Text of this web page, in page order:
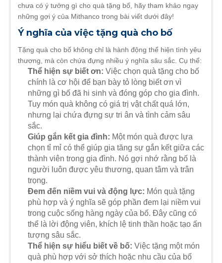
chưa có ý tưởng gì cho quà tặng bố, hãy tham khảo ngay
những gợi ý của Mithanco trong bài viết dưới đây!
Ý nghĩa của việc tặng quà cho bố
Tặng quà cho bố không chỉ là hành động thể hiện tình yêu
thương, mà còn chứa đựng nhiều ý nghĩa sâu sắc. Cụ thể:
Thể hiện sự biết ơn: Việc chọn quà tặng cho bố
chính là cơ hội để bạn bày tỏ lòng biết ơn vì
những gì bố đã hi sinh và đóng góp cho gia đình.
Tuy món quà không có giá trị vật chất quá lớn,
nhưng lại chứa đựng sự tri ân và tình cảm sâu
sắc.
Giúp gắn kết gia đình: Một món quà được lựa
chọn tỉ mỉ có thể giúp gia tăng sự gắn kết giữa các
thành viên trong gia đình. Nó gợi nhớ rằng bố là
người luôn được yêu thương, quan tâm và trân
trọng.
Đem đến niềm vui và động lực: Món quà tặng
phù hợp và ý nghĩa sẽ góp phần đem lại niềm vui
trong cuộc sống hàng ngày của bố. Đây cũng có
thể là lời động viên, khích lệ tinh thần hoặc tạo ấn
tượng sâu sắc.
Thể hiện sự hiểu biết về bố: Việc tặng một món
quà phù hợp với sở thích hoặc nhu cầu của bố